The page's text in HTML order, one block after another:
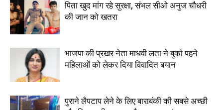
पिता खुद मांग रहे सुरक्षा, संभल सीओ अनुज चौधरी
की जान को खतरा
भाजपा की प्रखर नेता माधवी लता ने बुर्का पहने
महिलाओं को लेकर दिया विवादित बयान
पुराने लैपटाप लेने के लिए बाराबंकी की सबसे अच्छी